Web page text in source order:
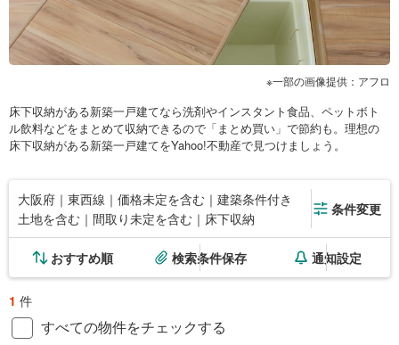
一部の画像提供：アフロ
床下収納がある新築一戸建てなら洗剤やインスタント食品、ペットボト
ル飲料などをまとめて収納できるので「まとめ買い」で節約も。理想の
床下収納がある新築一戸建てをYahoo!不動産で見つけましょう。
大阪府｜東西線｜価格未定を含む｜建築条件付き
土地を含む｜間取り未定を含む｜床下収納
条件変更
おすすめ順 検索条件保存 通知設定
1 件
すべての物件をチェックする